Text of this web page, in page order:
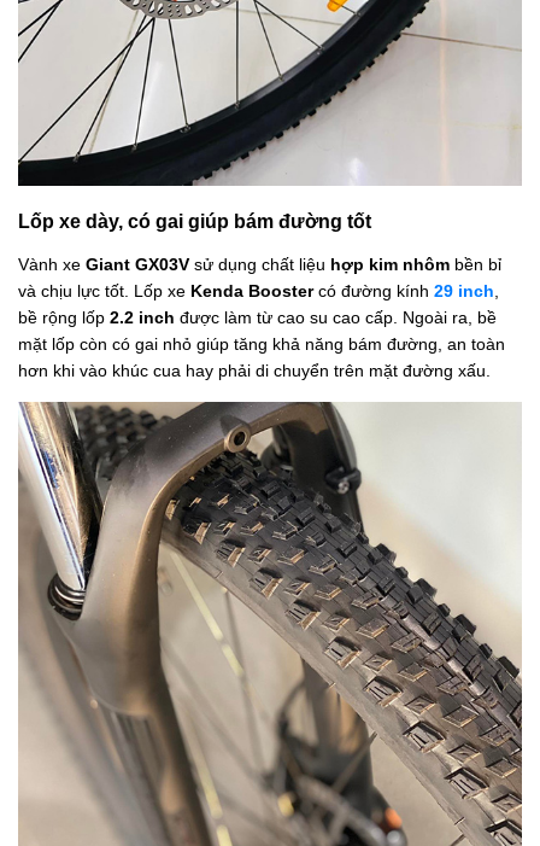
Lốp xe dày, có gai giúp bám đường tốt
Vành xe Giant GX03V sử dụng chất liệu hợp kim nhôm bền bỉ
và chịu lực tốt. Lốp xe Kenda Boostercó đường kính 29 inch,
bề rộng lốp 2.2 inch được làm từ cao su cao cấp. Ngoài ra, bề
mặt lốp còn có gai nhỏ giúp tăng khả năng bám đường, an toàn
hơn khi vào khúc cua hay phải di chuyển trên mặt đường xấu.